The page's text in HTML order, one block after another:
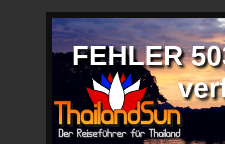
FEHLER